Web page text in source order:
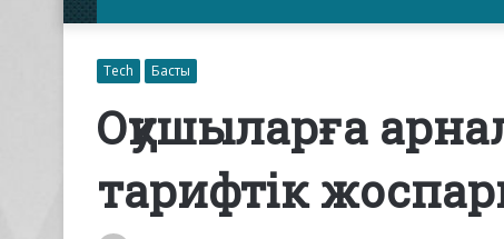
Tech Басты
Оқушыларға
тарифтік